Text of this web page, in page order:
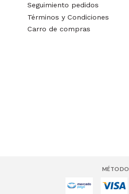
Seguimiento pedidos
Términos y Condiciones
Carro de compras